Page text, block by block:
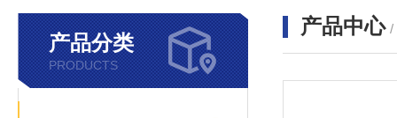
产品分类
PRODUCTS
产品中心 /